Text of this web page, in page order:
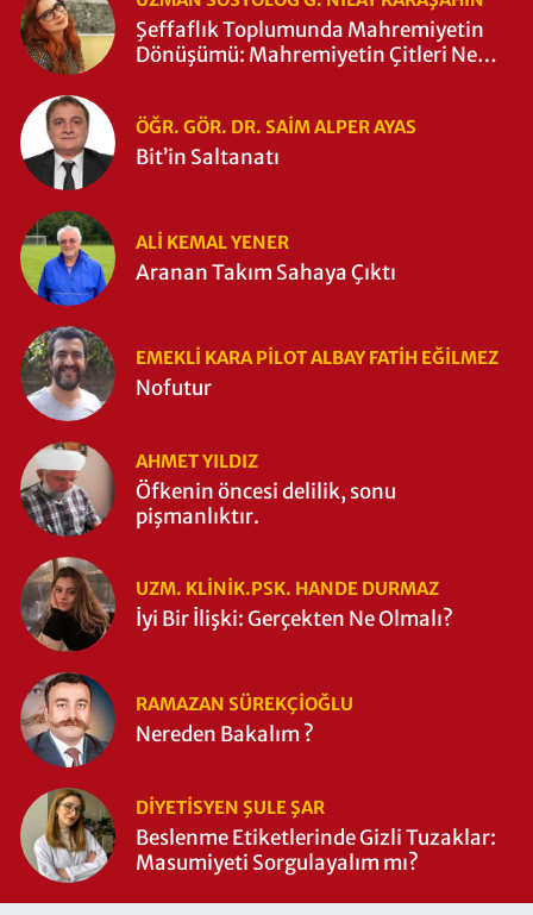
Şeffaflık Toplumunda Mahremiyetin
Dönüşümü: Mahremiyetin Çitleri Ne
ÖĞR. GÖR. DR. SAIM ALPER AYAS
Bit’in Saltanatı
ALI KEMAL YENER
Aranan Takım Sahaya Çıktı
EMEKLI KARA PILOT ALBAY FATIH EĞİLMEZ
Nofutur
AHMET YILDIZ
Öfkenin öncesi delilik, sonu
pişmanlıktır.
UZM. KLINIK.PSK. HANDE DURMAZ
İyi Bir İlişki: Gerçekten Ne Olmalı?
RAMAZAN SÜREKÇIOĞLU
Nereden Bakalım ?
DIYETISYEN ŞULE ŞAR
Beslenme Etiketlerinde Gizli Tuzaklar:
Masumiyeti Sorgulayalım mı?